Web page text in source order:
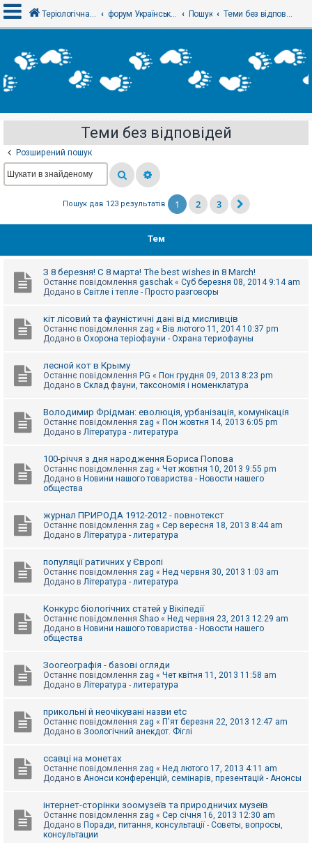
х
і
е
с
т
р
я
е
и
з
е
и
е
ш
к
м
г
Теріологічна школа форум Українського теріологічного товариства Пошук Теми без відповідей
Теми без відповідей
Розширений пошук
Пошук дав 123 результатів 1 2 3
Тем
З 8 березня! С 8 марта! The best wishes in 8 March!
Останнє повідомлення gaschak « Суб березня 08, 2014 9:14 am
Додано в Світле і тепле - Просто разговоры
кіт лісовий та фауністичні дані від мисливців
Останнє повідомлення zag « Вів лютого 11, 2014 10:37 pm
Додано в Охорона теріофауни - Охрана териофауны
лесной кот в Крыму
Останнє повідомлення PG « Пон грудня 09, 2013 8:23 pm
Додано в Склад фауни, таксономія і номенклатура
Володимир Фрідман: еволюція, урбанізація, комунікація
Останнє повідомлення zag « Пон жовтня 14, 2013 6:05 pm
Додано в Література - литература
100-річчя з дня народження Бориса Попова
Останнє повідомлення zag « Чет жовтня 10, 2013 9:55 pm
Додано в Новини нашого товариства - Новости нашего
общества
журнал ПРИРОДА 1912-2012 - повнотекст
Останнє повідомлення zag « Сер вересня 18, 2013 8:44 am
Додано в Література - литература
популяції ратичних у Європі
Останнє повідомлення zag « Нед червня 30, 2013 1:03 am
Додано в Література - литература
Конкурс біологічних статей у Вікіпедії
Останнє повідомлення Shao « Нед червня 23, 2013 12:29 am
Додано в Новини нашого товариства - Новости нашего
общества
Зоогеографія - базові огляди
Останнє повідомлення zag « Чет квітня 11, 2013 11:58 am
Додано в Література - литература
прикольні й неочікувані назви etc
Останнє повідомлення zag « П'ят березня 22, 2013 12:47 am
Додано в Зоологічний анекдот. Фіглі
ссавці на монетах
Останнє повідомлення zag « Нед лютого 17, 2013 4:11 am
Додано в Анонси конференцій, семінарів, презентацій - Анонсы
інтернет-сторінки зоомузеїв та природничих музеїв
Останнє повідомлення zag « Сер січня 16, 2013 12:30 am
Додано в Поради, питання, консультації - Советы, вопросы,
консультации